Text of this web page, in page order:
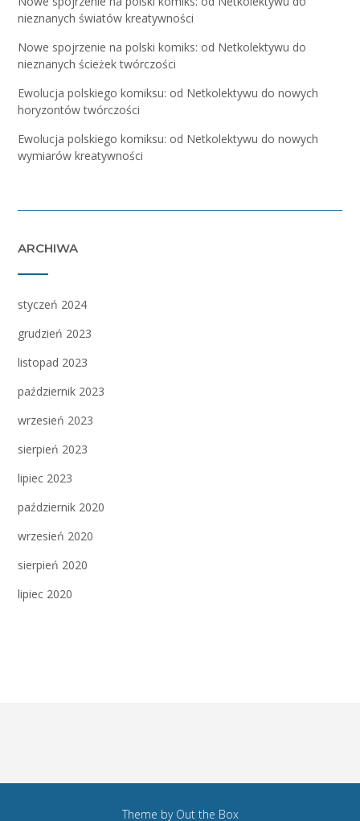
nieznanych światów kreatywności
Nowe spojrzenie na polski komiks: od Netkolektywu do
nieznanych ścieżek twórczości
Ewolucja polskiego komiksu: od Netkolektywu do nowych
horyzontów twórczości
Ewolucja polskiego komiksu: od Netkolektywu do nowych
wymiarów kreatywności
ARCHIWA
styczeń 2024
grudzień 2023
listopad 2023
październik 2023
wrzesień 2023
sierpień 2023
lipiec 2023
październik 2020
wrzesień 2020
sierpień 2020
lipiec 2020
Theme by Out the Box